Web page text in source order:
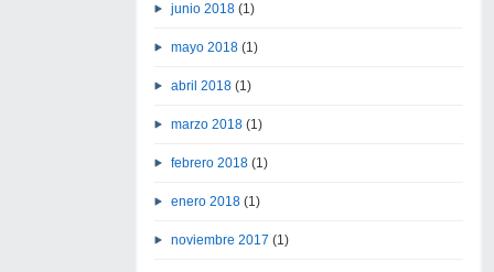
junio 2018(1)
mayo 2018(1)
abril 2018(1)
marzo 2018(1)
febrero 2018(1)
enero 2018(1)
noviembre 2017 (1)